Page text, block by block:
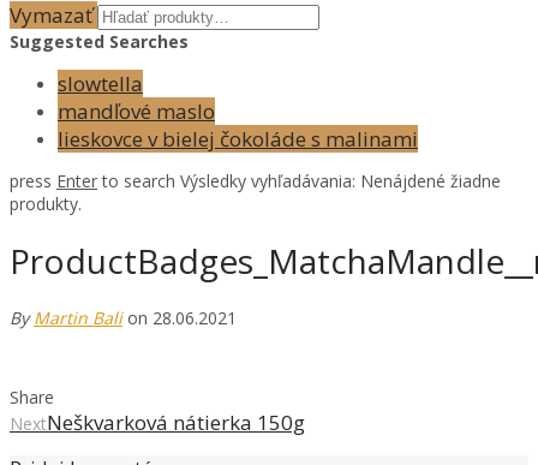
Vymazať
Suggested Searches
slowtella
mandľové maslo
lieskovce v bielej čokoláde s malinami
press Enterto search Výsledky vyhľadávania: Nenájdené žiadne
produkty.
ByMartin Bali on 28.06.2021
Share
NextNeškvarková nátierka 150g